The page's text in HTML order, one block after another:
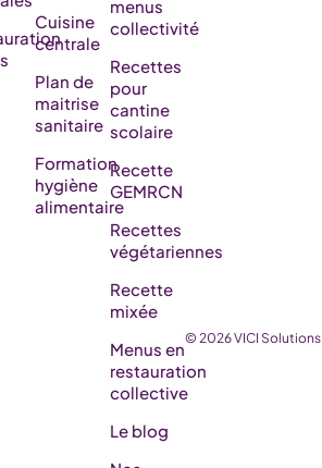
Cuisine
centrale
Plan de
maitrise
sanitaire
Formation
hygiène
alimentaire
menus
collectivité
Recettes
pour
cantine
scolaire
Recette
GEMRCN
Recettes
végétariennes
Recette
mixée
Menus en
restauration
collective
Le blog
© 2026 VICI Solutions